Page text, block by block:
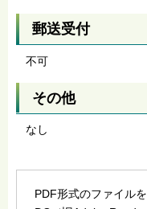
郵送受付
不可
その他
なし
PDF形式のファイル